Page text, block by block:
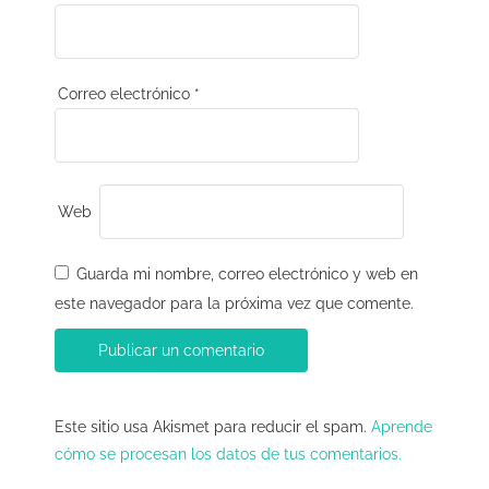
r
a
d
s
Correo electrónico *
Web
Guarda mi nombre, correo electrónico y web en
este navegador para la próxima vez que comente.
Este sitio usa Akismet para reducir el spam. Aprende
cómo se procesan los datos de tus comentarios.